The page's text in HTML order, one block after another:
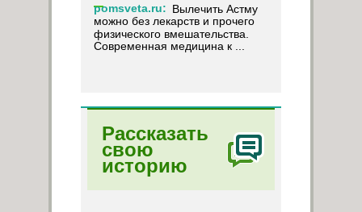
pomsveta.ru: Вылечить Астму
можно без лекарств и прочего
физического вмешательства.
Современная медицина к ...
Рассказать
свою
историю